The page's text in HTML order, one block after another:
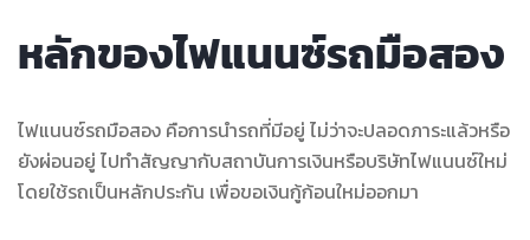
หลักของไฟแนนซ์รถมือสอง
ไฟแนนซ์รถมือสอง คือการนำรถที่มีอยู่ ไม่ว่าจะปลอดภาระแล้วหรือ
ยังผ่อนอยู่ ไปทำสัญญากับสถาบันการเงินหรือบริษัทไฟแนนซ์ใหม่
โดยใช้รถเป็นหลักประกัน เพื่อขอเงินกู้ก้อนใหม่ออกมา